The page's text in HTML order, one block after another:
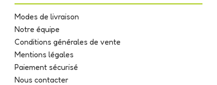
Modes de livraison
Notre équipe
Conditions générales de vente
Mentions légales
Paiement sécurisé
Nous contacter